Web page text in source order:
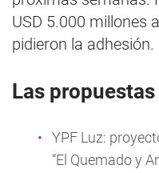
USD 5.000 millones
pidieron la adhesión.
Las
YPF Luz:
“El Quemado y